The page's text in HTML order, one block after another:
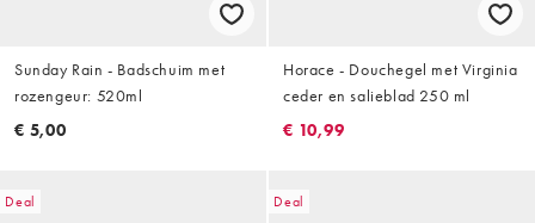
Sunday Rain - Badschuim met
rozengeur: 520ml
€ 5,00
Horace - Douchegel met Virginia
ceder en salieblad 250 ml
€ 10,99
Deal Deal